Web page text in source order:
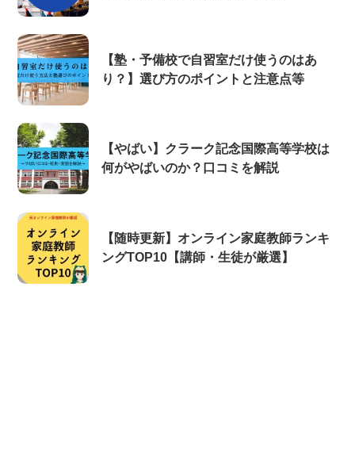
【塾・予備校で自習室だけ使うのはあ
り？】選び方のポイントと注意点等
【やばい】クラーク記念国際高等学校は
何がやばいのか？口コミを解説
【随時更新】オンライン家庭教師ランキ
ングTOP10【講師・生徒が厳選】